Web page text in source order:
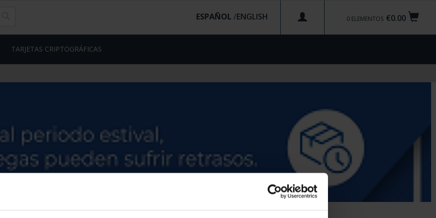
€0.00
0 ELEMENTOS
ESPAÑOL /
TARJETAS CRIPTOGRÁFICAS